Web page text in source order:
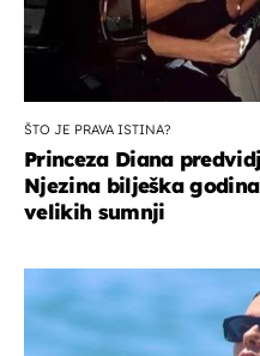
ŠTO JE PRAVA ISTINA?
Princeza Diana
Njezina bilješka
velikih sumnji